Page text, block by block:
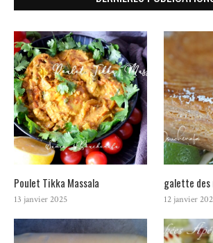
Poulet Tikka Massala
13 janvier 2025
galette des
12 janvier